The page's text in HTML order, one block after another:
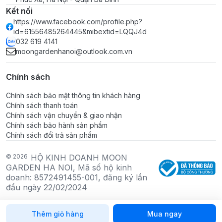
Thêm giỏ hàng Mua ngay
- Hàng có sẵn, giao ngay khi nhận đơn.
- Hỗ trợ đổi trả theo quy định của Shopee
DÀNH CHO ĐỐI TÁC/ KHÁCH SỈ
- Moon Garden là lò sản xuất chậu men Bát Tràng,
chậu Đất nung, chậu thiết kế theo yêu cầu.
THÊM CHI TIẾT.
MOON GARDEN:
Moon Garden tin rằng, kinh doanh bằng sự trân thành
& trung thực luôn là lựa chọn tốt nhất để phát triển một
doanh nghiệp bền vững. Đã mua hàng ở Moon Garden,
bạn có thể yên tâm rằng đó là sản phẩm có chất lượng
cao kèm giá thành hợp lý nhất thị trường. Rất mong
luôn có được sự tin tưởng và ủng hộ của Quý khách.
#chau #cay #mini #xo #chaucay #hoa #gom #su
Kết nối
https://www.facebook.com/profile.php?
id=61556485264445&mibextid=LQQJ4d
032 619 4141
moongardenhanoi@outlook.com.vn
Chính sách
Chính sách bảo mật thông tin khách hàng
Chính sách thanh toán
Chính sách vận chuyển & giao nhận
Chính sách bảo hành sản phẩm
Chính sách đổi trả sản phẩm
© 2026 HỘ KINH DOANH MOON
GARDEN HA NOI, Mã số hộ kinh
doanh: 8572491455-001, đăng ký lần
đầu ngày 22/02/2024